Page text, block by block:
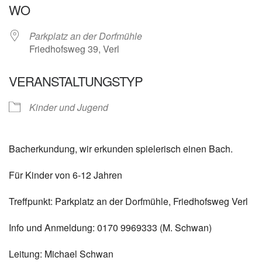
WO
Parkplatz an der Dorfmühle
Friedhofsweg 39, Verl
VERANSTALTUNGSTYP
Kinder und Jugend
Bacherkundung, wir erkunden spielerisch einen Bach.
Für Kinder von 6-12 Jahren
Treffpunkt: Parkplatz an der Dorfmühle, Friedhofsweg Verl
Info und Anmeldung: 0170 9969333 (M. Schwan)
Leitung: Michael Schwan